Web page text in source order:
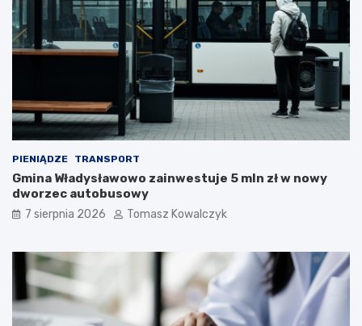
PIENIĄDZE TRANSPORT
Gmina Władysławowo zainwestuje 5 mln zł w nowy
dworzec autobusowy
7 sierpnia 2026 Tomasz Kowalczyk